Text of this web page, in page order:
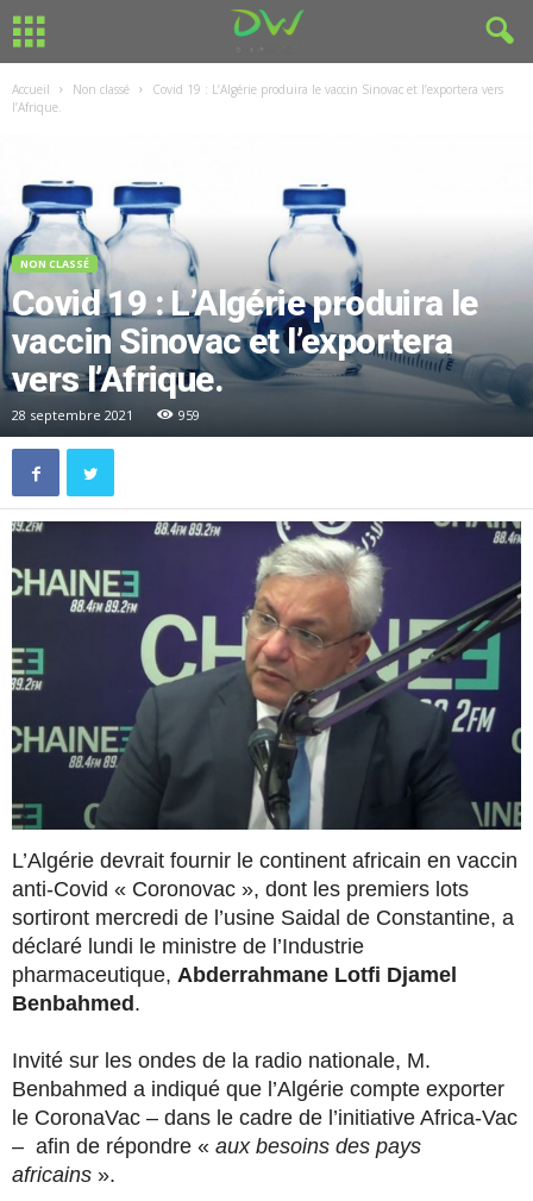
Accueil Non classé
Covid 19 : L’Algérie produira le vaccin Sinovac et l’exportera vers
l’Afrique.
NON CLASSÉ
Covid 19 : L’Algérie produira le
vaccin Sinovac et l’exportera
vers l’Afrique.
28 septembre 2021 959
L’Algérie devrait fournir le continent africain en vaccin
anti-Covid « Coronovac », dont les premiers lots
sortiront mercredi de l’usine Saidal de Constantine, a
déclaré lundi le ministre de l’Industrie
pharmaceutique, Abderrahmane Lotfi Djamel
Benbahmed.
Invité sur les ondes de la radio nationale, M.
Benbahmed a indiqué que l’Algérie compte exporter
le CoronaVac – dans le cadre de l’initiative Africa-Vac
– afin de répondre « aux besoins des pays
africains ».